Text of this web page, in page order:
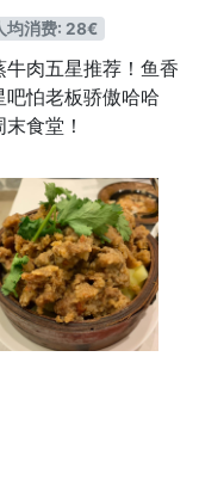
均消费: 28€
肉五星推荐！鱼香
怕老板骄傲哈哈
食堂！